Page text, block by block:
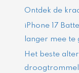
Ontdek de
iPhone 17
langer mee te
Het beste